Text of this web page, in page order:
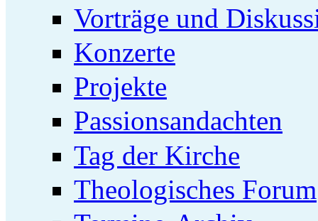
Vorträge und
Konzerte
Projekte
Passionsandachten
Tag der Kirche
Theologisches Forum